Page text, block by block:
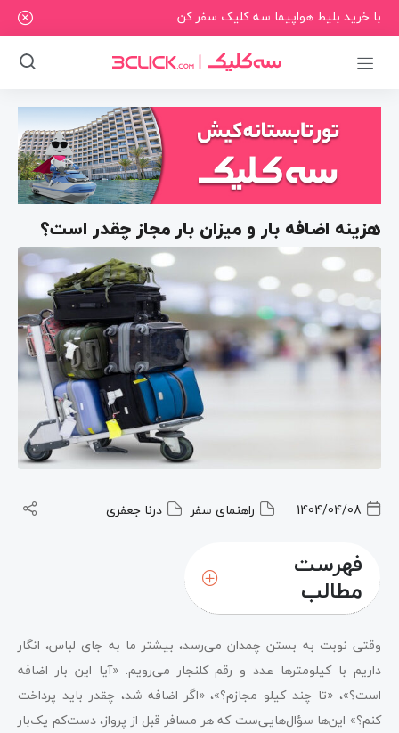
با خرید بلیط هواپیما سه کلیک سفر کن
هزینه اضافه بار و میزان بار مجاز چقدر است؟
1404/04/08 راهنمای سفر درنا جعفری
فهرست
مطالب
وقتی نوبت به بستن چمدان می‌رسد، بیشتر ما به جای لباس، انگار
داریم با کیلومترها عدد و رقم کلنجار می‌رویم. «آیا این بار اضافه
است؟»، «تا چند کیلو مجازم؟»، «اگر اضافه شد، چقدر باید پرداخت
کنم؟» این‌ها سؤال‌هایی‌ست که هر مسافر قبل از پرواز، دست‌کم یک‌بار